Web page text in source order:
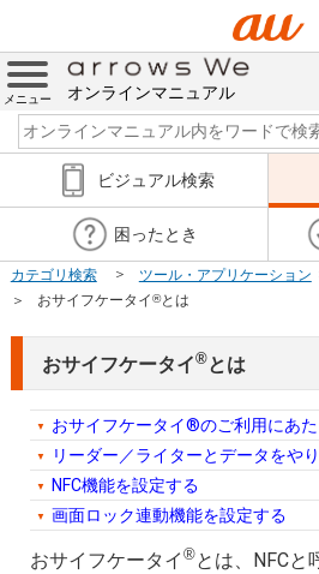
メニュー オンラインマニュアル
ビジュアル検索
困ったとき
カテゴリ検索 ツール・アプリケーション
おサイフケータイ®とは
おサイフケータイ®とは
おサイフケータイ®のご利用にあ
リーダー／ライターとデータをや
NFC機能を設定する
画面ロック連動機能を設定する
おサイフケータイ ®とは、NFCと